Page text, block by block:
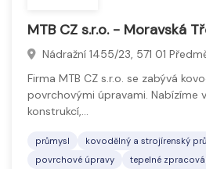
MTB CZ s.r.o. - Moravská
Nádražní 1455/23, 571 01
Firma MTB CZ s.r.o. se zabývá
povrchovými úpravami. Nabízíme
konstrukcí,…
průmysl kovodělný a strojírenský
povrchové úpravy
tepelné